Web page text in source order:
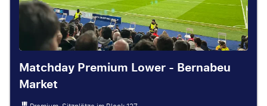
Matchday Premium Lower - Bernabeu
Market